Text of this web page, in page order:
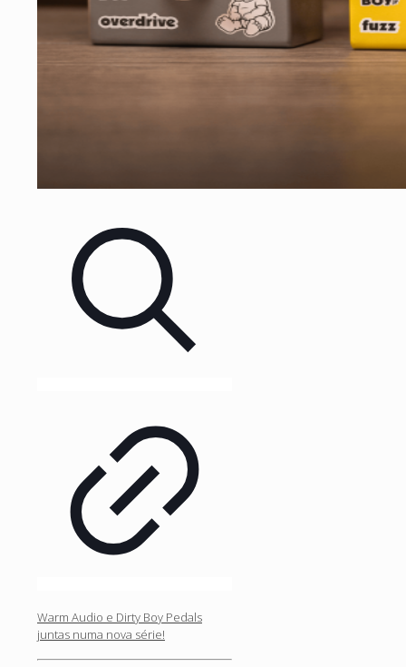
Warm Audio e Dirty Boy Pedals
juntas numa nova série!